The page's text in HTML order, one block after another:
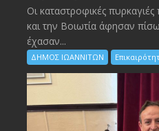
Οι καταστροφικές
και την Bοιωτία άφησαν
έχασαν...
ΔΗΜΟΣ ΙΩΑΝΝΙΤΩΝ